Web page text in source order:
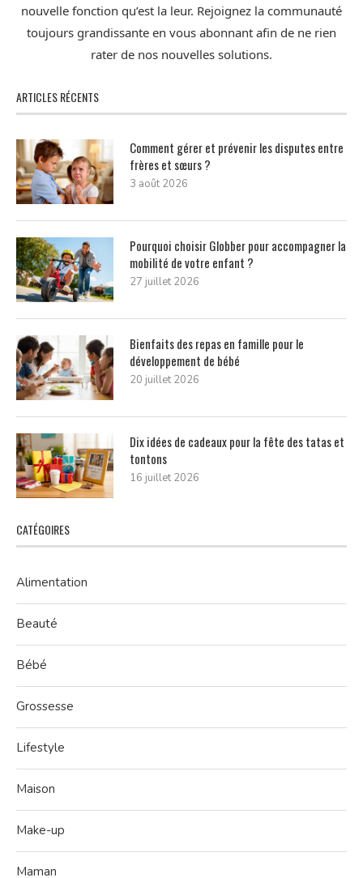
nouvelle fonction qu’est la leur. Rejoignez la communauté
toujours grandissante en vous abonnant afin de ne rien
rater de nos nouvelles solutions.
ARTICLES RÉCENTS
Comment gérer et prévenir les disputes entre
frères et sœurs ?
3 août 2026
Pourquoi choisir Globber pour accompagner la
mobilité de votre enfant ?
27 juillet 2026
Bienfaits des repas en famille pour le
développement de bébé
20 juillet 2026
Dix idées de cadeaux pour la fête des tatas et
tontons
16 juillet 2026
CATÉGOIRES
Alimentation
Beauté
Bébé
Grossesse
Lifestyle
Maison
Make-up
Maman